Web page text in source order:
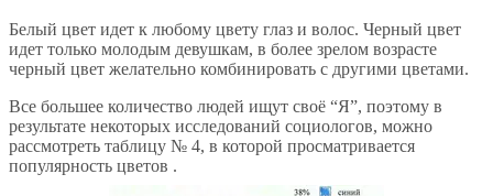
Белый цвет идет к любому цвету глаз и волос. Черный цвет
идет только молодым девушкам, в более зрелом возрасте
черный цвет желательно комбинировать с другими цветами.
Все большее количество людей ищут своё “Я”, поэтому в
результате некоторых исследований социологов, можно
рассмотреть таблицу № 4, в которой просматривается
популярность цветов .